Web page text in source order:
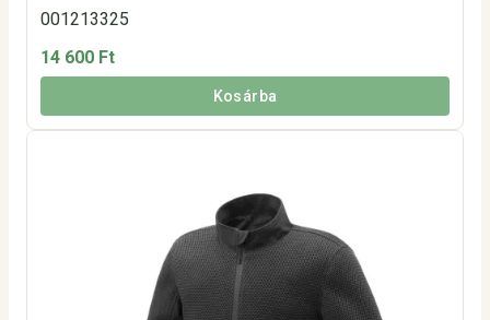
001213325
14 600 Ft
Kosárba